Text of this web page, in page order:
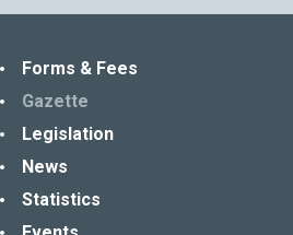
Forms & Fees
Gazette
Legislation
News
Statistics